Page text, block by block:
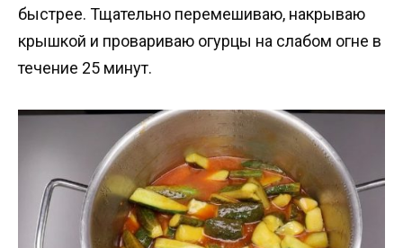
быстрее. Тщательно перемешиваю, накрываю
крышкой и провариваю огурцы на слабом огне в
течение 25 минут.